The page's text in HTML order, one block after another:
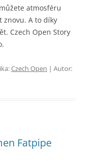
atmosféru
znovu. A to díky
Czech Open Story
Czech Open | Autor:
Fatpipe